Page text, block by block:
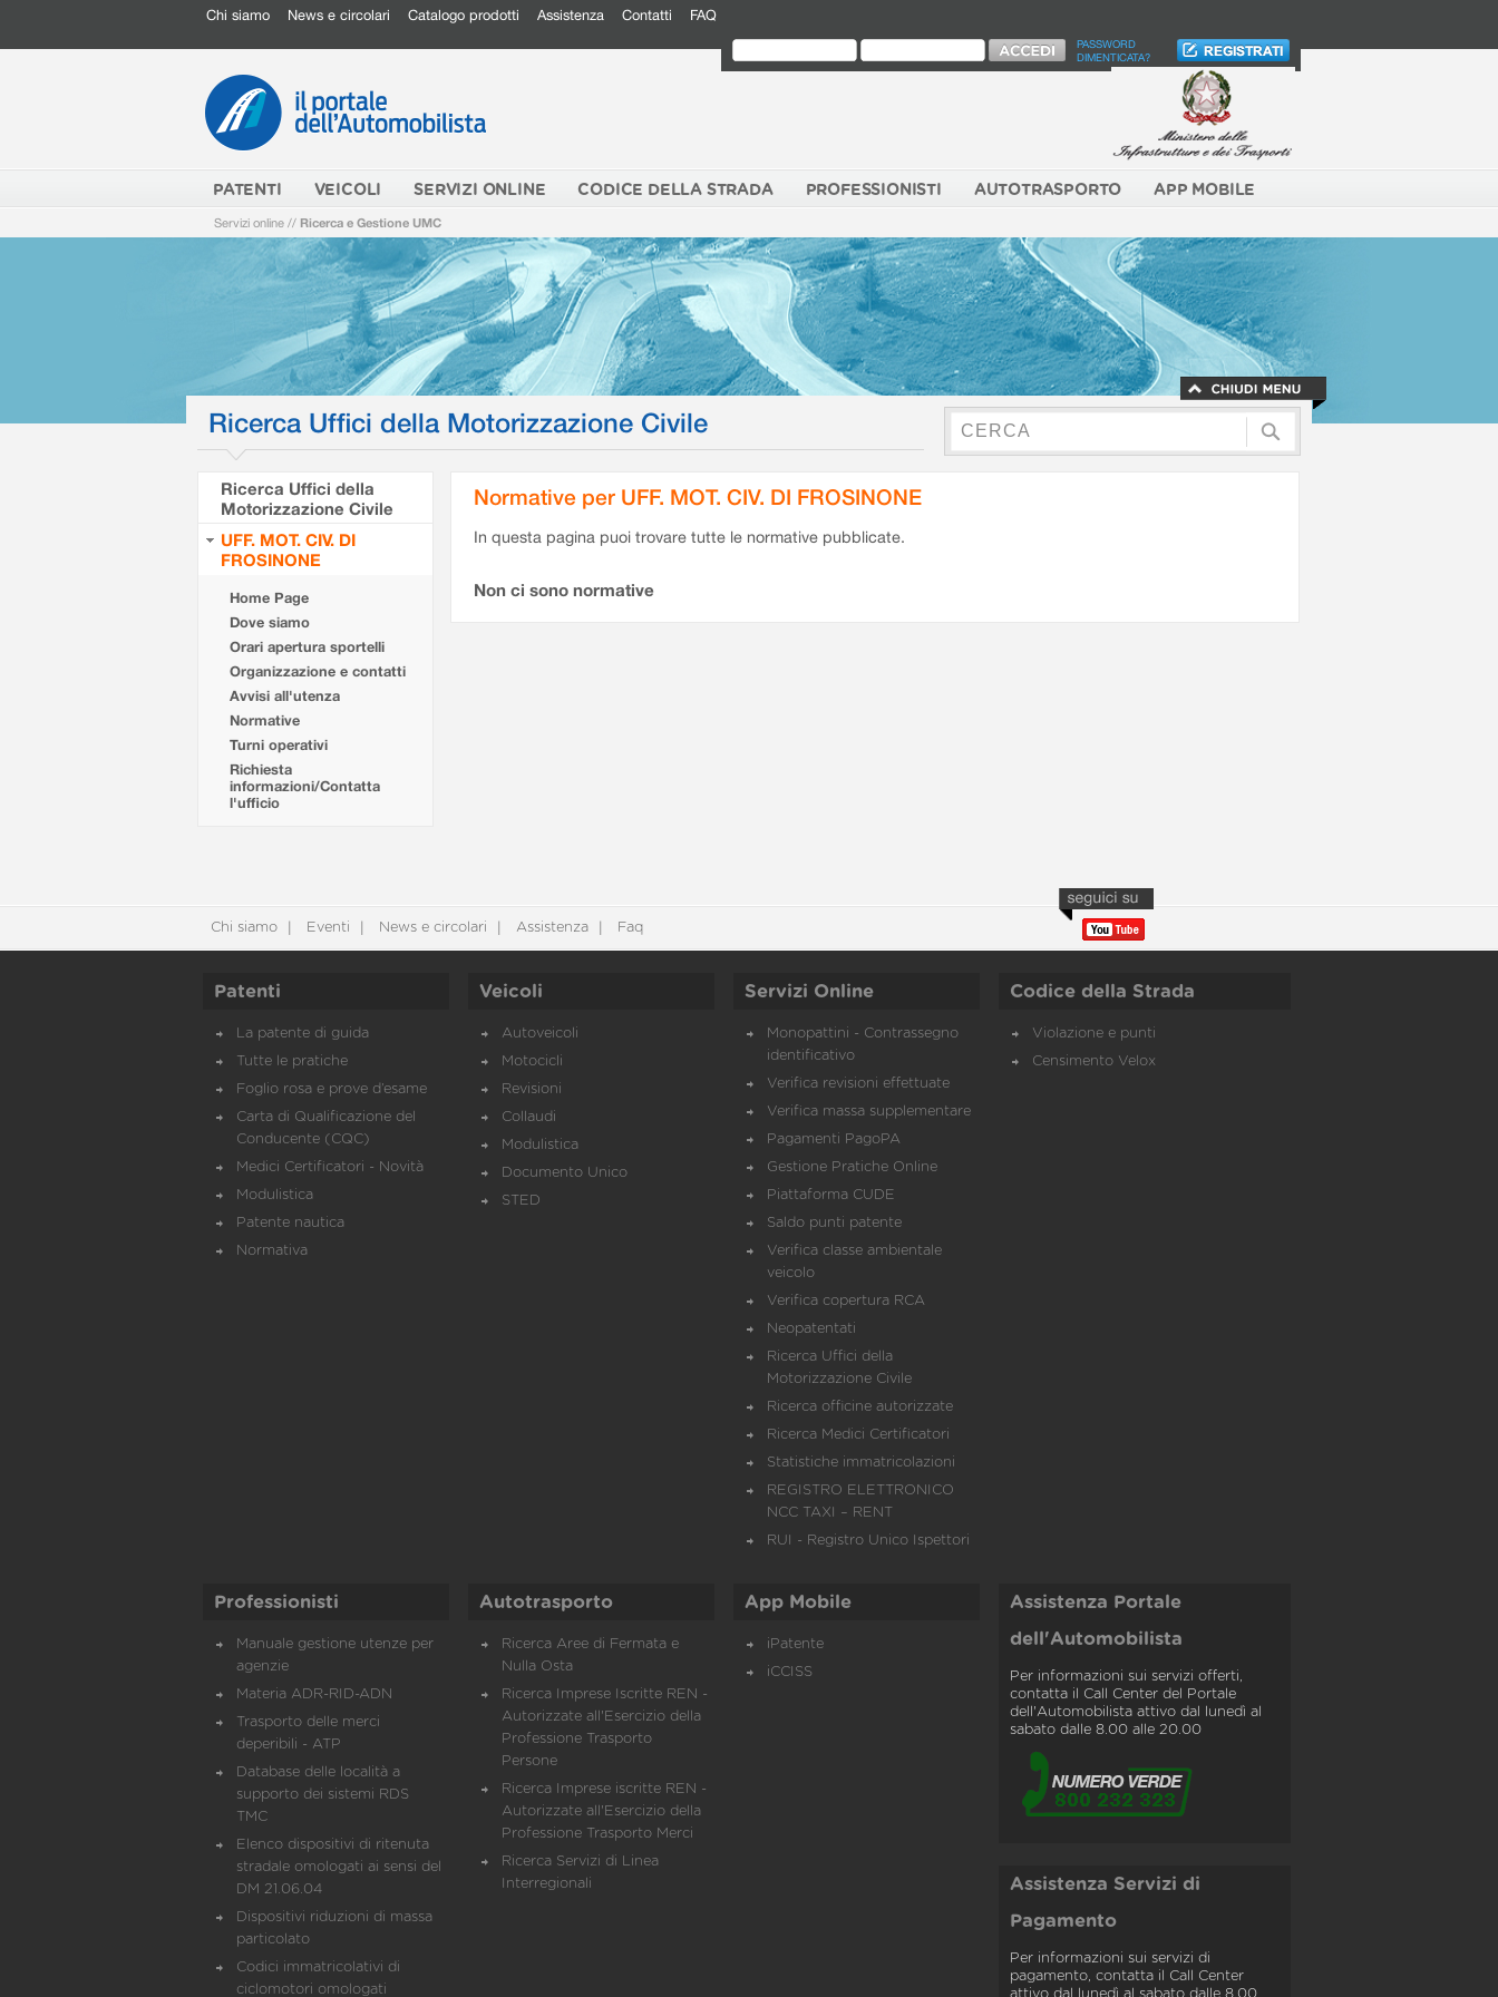
Chi siamo News e circolari Catalogo prodotti Assistenza Contatti FAQ
PASSWORD
DIMENTICATA?
PATENTI VEICOLI SERVIZI ONLINE CODICE DELLA STRADA PROFESSIONISTI AUTOTRASPORTO APP MOBILE
Servizi online // Ricerca e Gestione UMC
Ricerca Uffici della Motorizzazione Civile
Ricerca Uffici della
Motorizzazione Civile
UFF. MOT. CIV. DI
FROSINONE
Home Page
Dove siamo
Orari apertura sportelli
Organizzazione e contatti
Avvisi all'utenza
Normative
Turni operativi
Richiesta
informazioni/Contatta
l'ufficio
Normative per UFF. MOT. CIV. DI FROSINONE
In questa pagina puoi trovare tutte le normative pubblicate.
Non ci sono normative
Chi siamo Eventi News e circolari Assistenza Faq
Patenti
La patente di guida
Tutte le pratiche
Foglio rosa e prove d’esame
Carta di Qualificazione del
Conducente (CQC)
Medici Certificatori - Novità
Modulistica
Patente nautica
Normativa
Veicoli
Autoveicoli
Motocicli
Revisioni
Collaudi
Modulistica
Documento Unico
STED
Servizi Online
Monopattini - Contrassegno
identificativo
Verifica revisioni effettuate
Verifica massa supplementare
Pagamenti PagoPA
Gestione Pratiche Online
Piattaforma CUDE
Saldo punti patente
Verifica classe ambientale
veicolo
Verifica copertura RCA
Neopatentati
Ricerca Uffici della
Motorizzazione Civile
Ricerca officine autorizzate
Ricerca Medici Certificatori
Statistiche immatricolazioni
REGISTRO ELETTRONICO
NCC TAXI – RENT
RUI - Registro Unico Ispettori
Codice della Strada
Violazione e punti
Censimento Velox
Professionisti
Manuale gestione utenze per
agenzie
Materia ADR-RID-ADN
Trasporto delle merci
deperibili - ATP
Database delle località a
supporto dei sistemi RDS
TMC
Elenco dispositivi di ritenuta
stradale omologati ai sensi del
DM 21.06.04
Dispositivi riduzioni di massa
particolato
Codici immatricolativi di
ciclomotori omologati
Autotrasporto
Ricerca Aree di Fermata e
Nulla Osta
Ricerca Imprese Iscritte REN -
Autorizzate all'Esercizio della
Professione Trasporto
Persone
Ricerca Imprese iscritte REN -
Autorizzate all'Esercizio della
Professione Trasporto Merci
Ricerca Servizi di Linea
Interregionali
App Mobile
iPatente
iCCISS
Assistenza Portale
dell'Automobilista
Per informazioni sui servizi offerti,
contatta il Call Center del Portale
dell'Automobilista attivo dal lunedì al
sabato dalle 8.00 alle 20.00
Assistenza Servizi di
Pagamento
Per informazioni sui servizi di
pagamento, contatta il Call Center